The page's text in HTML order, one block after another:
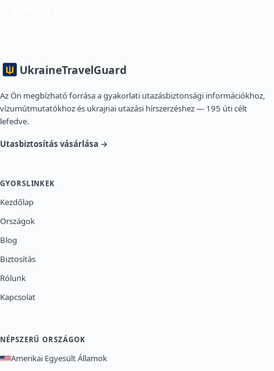
UkraineTravelGuard
Az Ön megbízható forrása a gyakorlati utazásbiztonsági információkhoz,
vízumútmutatókhoz és ukrajnai utazási hírszerzéshez — 195 úti célt
lefedve.
Utasbiztosítás vásárlása →
GYORSLINKEK
Kezdőlap
Országok
Blog
Biztosítás
Rólunk
Kapcsolat
NÉPSZERŰ ORSZÁGOK
Amerikai Egyesült Államok